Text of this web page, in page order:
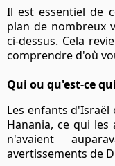
Il est essentiel de
plan de nombreux
ci-dessus. Cela
comprendre d'où
Qui ou qu'est-ce
Les enfants
Hanania, ce qui
n'avaient
avertissements de